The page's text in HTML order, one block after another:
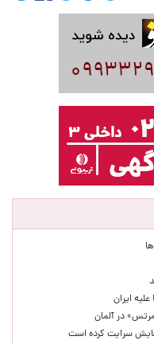
ایران
در آلمان
سرایت کرده است